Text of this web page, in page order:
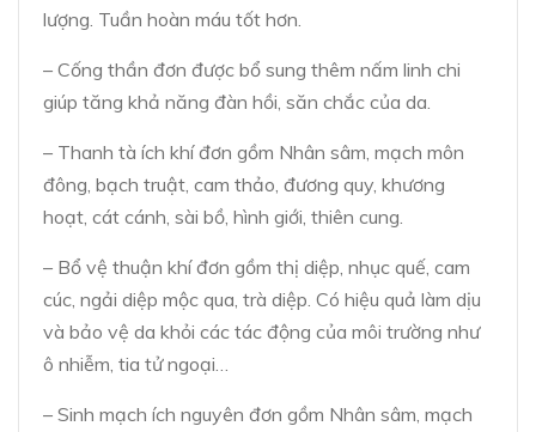
lượng. Tuần hoàn máu tốt hơn.
– Cống thần đơn được bổ sung thêm nấm linh chi
giúp tăng khả năng đàn hồi, săn chắc của da.
– Thanh tà ích khí đơn gồm Nhân sâm, mạch môn
đông, bạch truật, cam thảo, đương quy, khương
hoạt, cát cánh, sài bồ, hình giới, thiên cung.
– Bổ vệ thuận khí đơn gồm thị diệp, nhục quế, cam
cúc, ngải diệp mộc qua, trà diệp. Có hiệu quả làm dịu
và bảo vệ da khỏi các tác động của môi trường như
ô nhiễm, tia tử ngoại…
– Sinh mạch ích nguyên đơn gồm Nhân sâm, mạch